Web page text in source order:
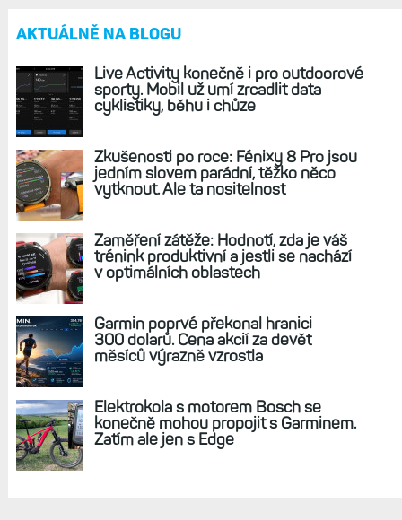
AKTUÁLNĚ NA BLOGU
Live Activity konečně i pro outdoorové
sporty. Mobil už umí zrcadlit data
cyklistiky, běhu i chůze
Zkušenosti po roce: Fénixy 8 Pro jsou
jedním slovem parádní, těžko něco
vytknout. Ale ta nositelnost
Zaměření zátěže: Hodnotí, zda je váš
trénink produktivní a jestli se nachází
v optimálních oblastech
Garmin poprvé překonal hranici
300 dolarů. Cena akcií za devět
měsíců výrazně vzrostla
Elektrokola s motorem Bosch se
konečně mohou propojit s Garminem.
Zatím ale jen s Edge